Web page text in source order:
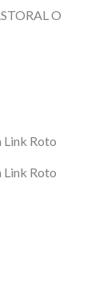
O
Roto
Roto